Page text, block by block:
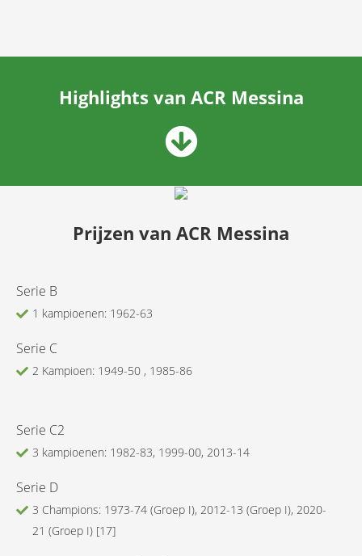
Highlights van ACR Messina
Prijzen van ACR Messina
Serie B
1 kampioenen: 1962-63
Serie C
2 Kampioen: 1949-50 , 1985-86
Serie C2
3 kampioenen: 1982-83, 1999-00, 2013-14
Serie D
3 Champions: 1973-74 (Groep I), 2012-13 (Groep I), 2020-
21 (Groep I) [17]